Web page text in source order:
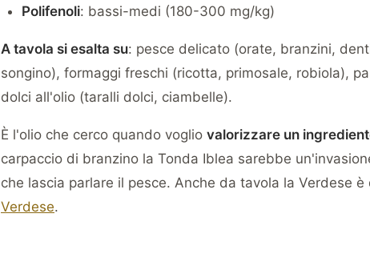
Polifenoli: bassi-medi (180-300 mg/kg)
A tavola si esalta su: pesce delicato (orate, branzini,
songino), formaggi freschi (ricotta, primosale, robiola),
dolci all'olio (taralli dolci, ciambelle).
È l'olio che cerco quando voglio valorizzare un
carpaccio di branzino la Tonda Iblea sarebbe
che lascia parlare il pesce. Anche da tavola la Verdese
Verdese.